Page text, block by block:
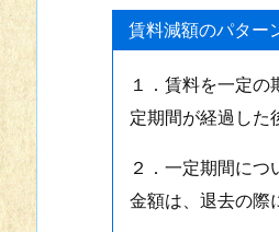
賃料減額のパター
１．賃料を一定
定期間が経過した
２．一定期間に
金額は、退去の際